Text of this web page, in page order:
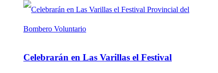
Celebrarán en Las Varillas el Festival